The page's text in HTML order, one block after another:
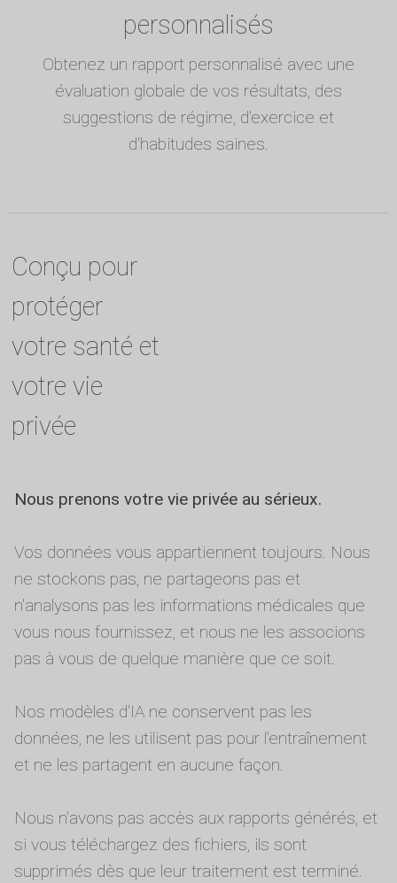
personnalisés
Obtenez un rapport personnalisé avec une
évaluation globale de vos résultats, des
suggestions de régime, d'exercice et
d'habitudes saines.
Conçu pour
protéger
votre santé et
votre vie
privée
Nous prenons votre vie privée au sérieux.
Vos données vous appartiennent toujours. Nous
ne stockons pas, ne partageons pas et
n'analysons pas les informations médicales que
vous nous fournissez, et nous ne les associons
pas à vous de quelque manière que ce soit.
Nos modèles d'IA ne conservent pas les
données, ne les utilisent pas pour l'entraînement
et ne les partagent en aucune façon.
Nous n'avons pas accès aux rapports générés, et
si vous téléchargez des fichiers, ils sont
supprimés dès que leur traitement est terminé.